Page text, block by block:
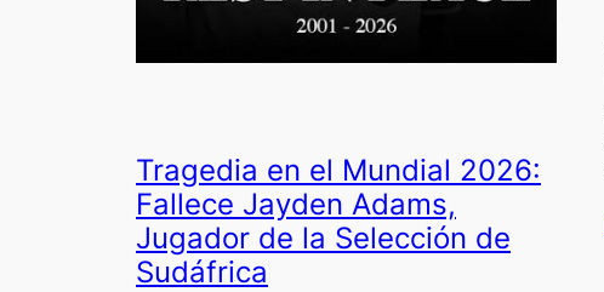
Tragedia en el Mundial 2026:
Fallece Jayden Adams,
Jugador de la Selección de
Sudáfrica